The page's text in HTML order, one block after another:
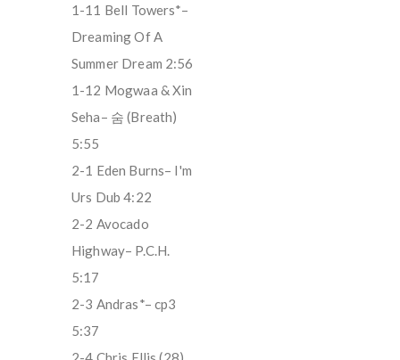
1-11 Bell Towers*–
Dreaming Of A
Summer Dream 2:56
1-12 Mogwaa & Xin
Seha– 숨 (Breath)
5:55
2-1 Eden Burns– I'm
Urs Dub 4:22
2-2 Avocado
Highway– P.C.H.
5:17
2-3 Andras*– cp3
5:37